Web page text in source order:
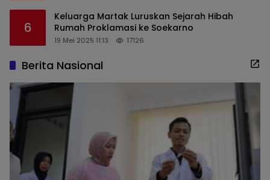
6
Keluarga Martak Luruskan Sejarah Hibah
Rumah Proklamasi ke Soekarno
19 Mei 2025 11:13 17126
Berita Nasional